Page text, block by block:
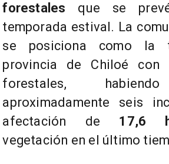
forestales que se
temporada estival. La
se posiciona como la
provincia de Chiloé con
forestales,
aproximadamente seis
afectación de 17,6
vegetación en el último